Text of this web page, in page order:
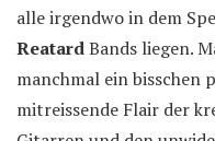
alle irgendwo in dem
ReatardBands liegen.
manchmal ein bisschen
mitreissende Flair der